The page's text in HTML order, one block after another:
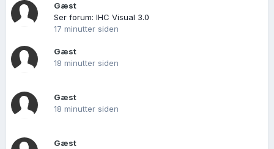
Gæst
Ser forum: IHC Visual 3.0
17 minutter siden
Gæst
18 minutter siden
Gæst
18 minutter siden
Gæst